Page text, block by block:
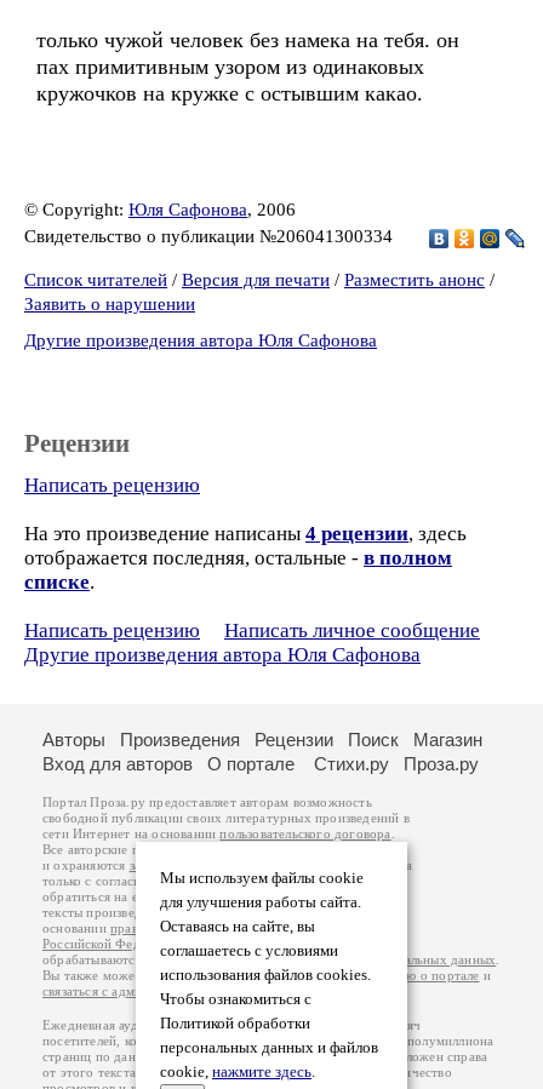
только чужой человек без намека на тебя. он
пах примитивным узором из одинаковых
кружочков на кружке с остывшим какао.
© Copyright: Юля Сафонова, 2006
Свидетельство о публикации №206041300334
Список читателей / Версия для печати / Разместить анонс /
Заявить о нарушении
Другие произведения автора Юля Сафонова
Рецензии
Написать рецензию
На это произведение написаны 4 рецензии, здесь
отображается последняя, остальные - в полном
списке.
Написать рецензию
Написать личное сообщение
Другие произведения автора Юля Сафонова
Мы используем файлы cookie
для улучшения работы сайта.
Оставаясь на сайте, вы
соглашаетесь с условиями
использования файлов cookies.
Чтобы ознакомиться с
Политикой обработки
персональных данных и файлов
cookie, нажмите здесь.
Авторы Произведения Рецензии Поиск
Магазин
Вход для авторов
О портале Стихи.ру Проза.ру
Портал Проза.ру предоставляет авторам возможность
свободной публикации своих литературных произведений в
сети Интернет на основаниипользовательского договора
Все авторские права на произведения принадлежат авторам
и охраняются законом
. Перепечатка произведений возможна
только с согласия его автора, к которому вы можете
обратиться на его авторской странице. Ответственность за
тексты произведений авторы несут самостоятельно на
основанииправил публикацииизаконодательства
Российской Федерации
обрабатываются на основанииПолитики обработки персональных данных
Вы также можете посмотреть более подробнуюинформацию о портале и
связаться с администрацией
Ежедневная аудитория портала Проза.ру – порядка 100 тысяч
посетителей, которые в общей сумме просматривают более полумиллиона
страниц по данным счетчика посещаемости, который расположен справа
от этого текста. В каждой графе указано по две цифры: количество